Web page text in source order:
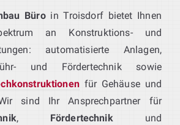
Büroin Troisdorf bietet Ihnen
an Konstruktions- und
automatisierte Anlagen,
und Fördertechnik sowie
für Gehäuse und
sind Ihr Ansprechpartner für
, Fördertechnikund